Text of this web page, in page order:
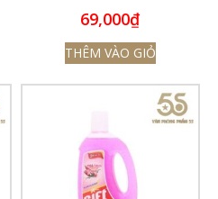
69,000₫
THÊM VÀO GIỎ